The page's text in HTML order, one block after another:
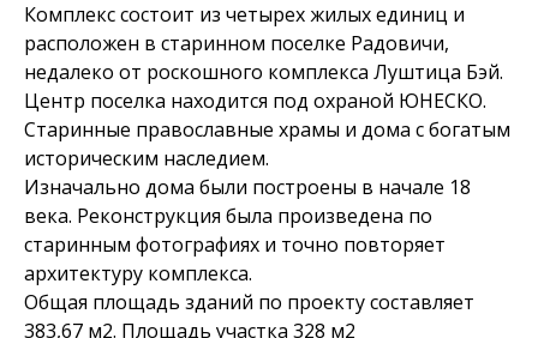
Комплекс состоит из четырех жилых единиц и
расположен в старинном поселке Радовичи,
недалеко от роскошного комплекса Луштица Бэй.
Центр поселка находится под охраной ЮНЕСКО.
Старинные православные храмы и дома с богатым
историческим наследием.
Изначально дома были построены в начале 18
века. Реконструкция была произведена по
старинным фотографиях и точно повторяет
архитектуру комплекса.
Общая площадь зданий по проекту составляет
383,67 м2. Площадь участка 328 м2